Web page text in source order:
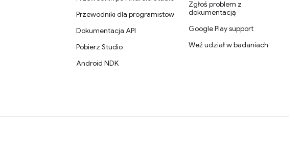
Przewodniki dla programistów
Dokumentacja API
Pobierz Studio
Android NDK
Zgłoś problem z
dokumentacją
Google Play support
Weź udział w badaniach